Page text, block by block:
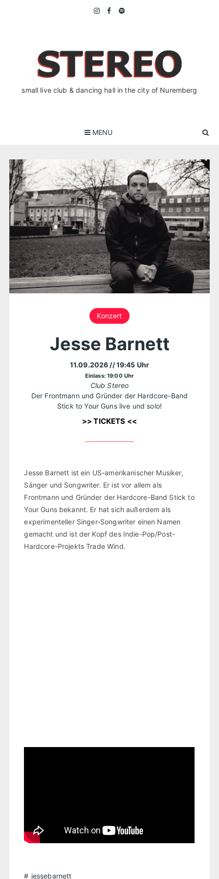
small live club & dancing hall in the city of Nuremberg
MENU
Konzert
Jesse Barnett
11.09.2026 // 19:45 Uhr
Einlass: 19:00 Uhr
Club Stereo
Der Frontmann und Gründer der Hardcore-Band
Stick to Your Guns live und solo!
>> TICKETS <<
Jesse Barnett ist ein US-amerikanischer Musiker,
Sänger und Songwriter. Er ist vor allem als
Frontmann und Gründer der Hardcore-Band Stick to
Your Guns bekannt. Er hat sich außerdem als
experimenteller Singer-Songwriter einen Namen
gemacht und ist der Kopf des Indie-Pop/Post-
Hardcore-Projekts Trade Wind.
jessebarnett